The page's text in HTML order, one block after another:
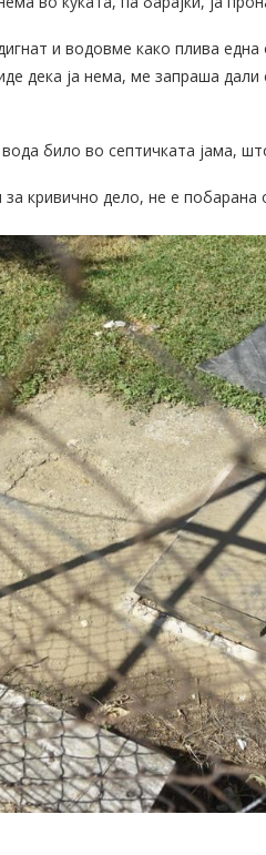
и водовме како плива една
дека ја нема, ме запраша
било во септичката јама,
кривично дело, не е побарана